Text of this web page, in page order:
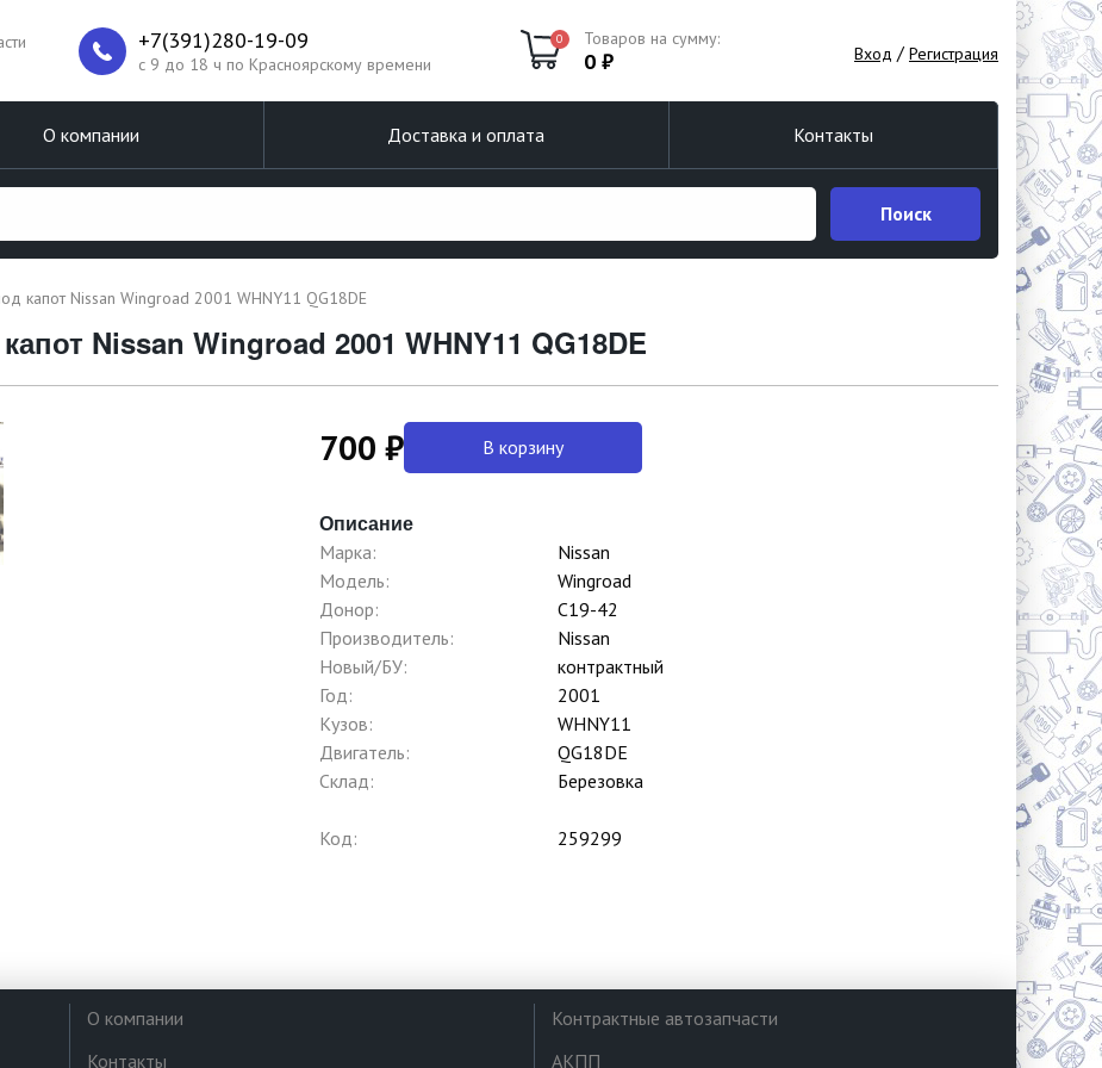
+7(391)280-19-09
c 9 до 18 ч по Красноярскому времени
0 Товаров на сумму:
0 ₽ Вход / Регистрация
О компании Доставка и оплата Контакты
Поиск
капот Nissan Wingroad 2001 WHNY11 QG18DE
Nissan Wingroad 2001 WHNY11 QG18DE
700 ₽ В корзину
Описание
Марка:
Nissan
Модель:
Wingroad
Донор:
C19-42
Производитель:
Nissan
Новый/БУ:
контрактный
Год:
2001
Кузов:
WHNY11
Двигатель:
QG18DE
Склад:
Березовка
Код: 259299
О компании
Контакты
Контрактные автозапчасти
АКПП